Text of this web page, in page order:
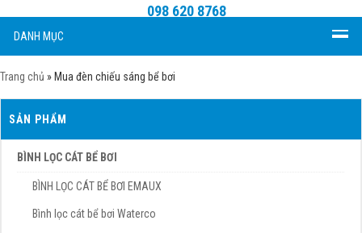
098 620 8768
DANH MỤC
Trang chủ » Mua đèn chiếu sáng bể bơi
SẢN PHẨM
BÌNH LỌC CÁT BỂ BƠI
BÌNH LỌC CÁT BỂ BƠI EMAUX
Bình lọc cát bể bơi Waterco